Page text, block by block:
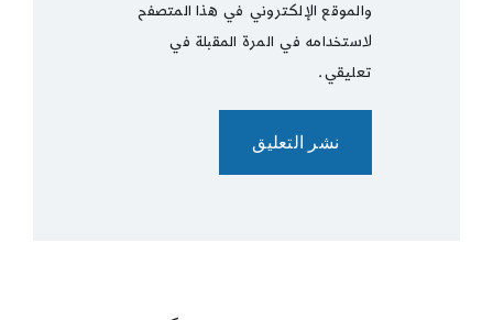
والموقع الإلكتروني في هذا المتصفح
لاستخدامه في المرة المقبلة في
تعليقي.